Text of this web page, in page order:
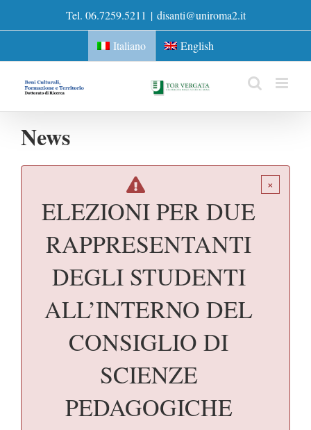
to
Tel. 06.7259.5211 | disanti@uniroma2.it
Italiano English
News
×
ELEZIONI PER DUE
RAPPRESENTANTI
DEGLI STUDENTI
ALL’INTERNO DEL
CONSIGLIO DI
SCIENZE
PEDAGOGICHE